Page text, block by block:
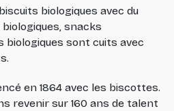
biologiques avec du
snacks
biologiques sont cuits avec
en 1864 avec les biscottes.
revenir sur 160 ans de talent